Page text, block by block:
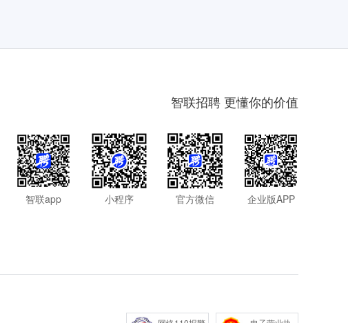
智联招聘 更懂你的价值
智联app 小程序 官方微信 企业版APP